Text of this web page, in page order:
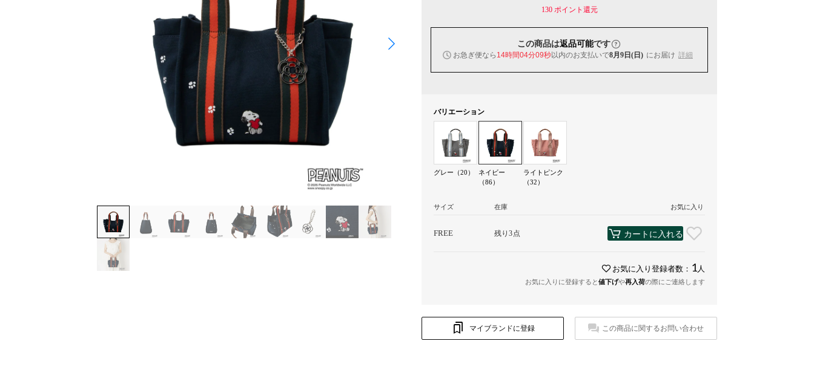
130ポイント還元
この商品は返品可能です
お急ぎ便なら 14時間04分09秒以内のお支払いで8月9日(日) にお届け 詳細
バリエーション
グレー（20）
ネイビー
（86）
ライトピンク
（32）
サイズ 在庫 お気に入り
FREE 残り3点 カートに入れる
お気に入り登録者数： 1 人
お気に入りに登録すると値下げや再入荷の際にご連絡します
マイブランドに登録 この商品に関するお問い合わせ